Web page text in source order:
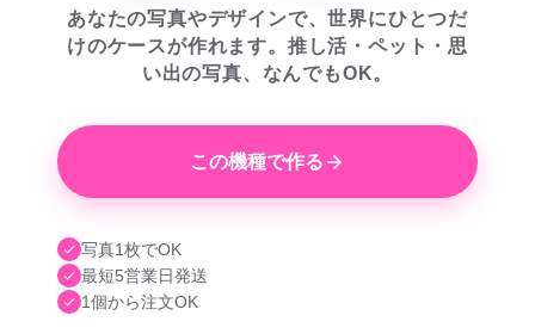
あなたの写真やデザインで、世界にひとつだ
けのケースが作れます。推し活・ペット・思
い出の写真、なんでもOK。
この機種で作る
写真1枚でOK
最短5営業日発送
1個から注文OK